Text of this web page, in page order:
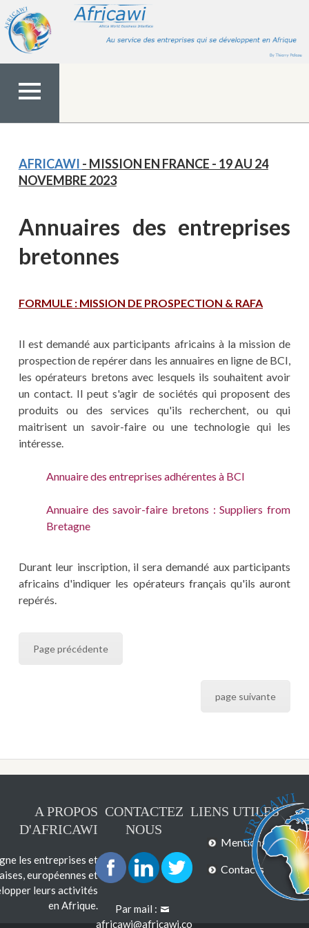
contenu
MENU
AFRICAWI - MISSION EN FRANCE - 19 AU 24
NOVEMBRE 2023
Annuaires des entreprises
bretonnes
FORMULE : MISSION DE PROSPECTION & RAFA
Il est demandé aux participants africains à la mission de
prospection de repérer dans les annuaires en ligne de BCI,
les opérateurs bretons avec lesquels ils souhaitent avoir
un contact. Il peut s'agir de sociétés qui proposent des
produits ou des services qu'ils recherchent, ou qui
maitrisent un savoir-faire ou une technologie qui les
intéresse.
Annuaire des entreprises adhérentes à BCI
Annuaire des savoir-faire bretons : Suppliers from
Bretagne
Durant leur inscription, il sera demandé aux participants
africains d'indiquer les opérateurs français qu'ils auront
repérés.
Page précédente
page suivante
A PROPOS
D'AFRICAWI
les entreprises et
européennes et
leurs activités
en Afrique.
CONTACTEZ
NOUS
Par mail :
africawi@africawi.co
LIENS UTILES
Mentions légales
Contacts